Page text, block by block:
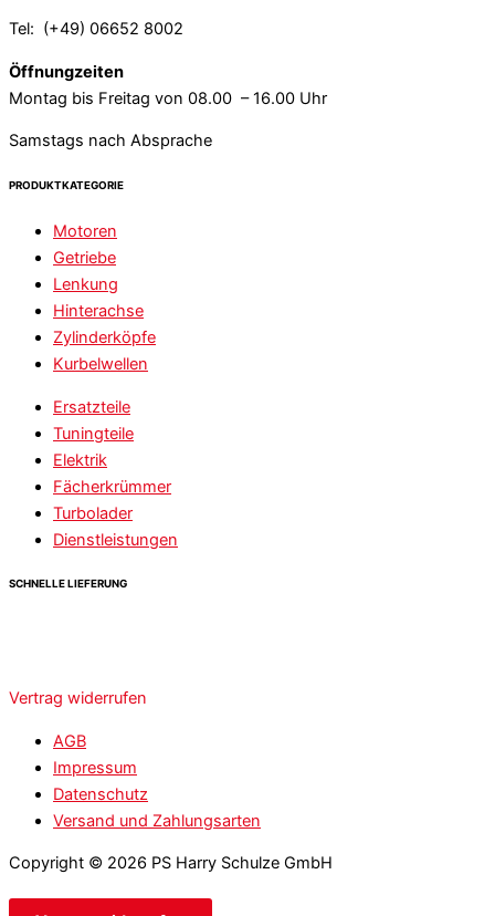
Tel: (+49) 06652 8002
Öffnungzeiten
Montag bis Freitag von 08.00 – 16.00 Uhr
Samstags nach Absprache
PRODUKTKATEGORIE
Motoren
Getriebe
Lenkung
Hinterachse
Zylinderköpfe
Kurbelwellen
Ersatzteile
Tuningteile
Elektrik
Fächerkrümmer
Turbolader
Dienstleistungen
SCHNELLE LIEFERUNG
Vertrag widerrufen
AGB
Impressum
Datenschutz
Versand und Zahlungsarten
Copyright © 2026 PS Harry Schulze GmbH